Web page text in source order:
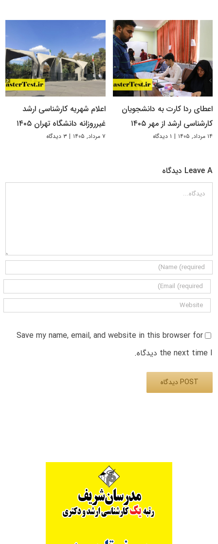
اعطای ردا کارت به دانشجویان
کارشناسی ارشد از مهر ۱۴۰۵
۱۴ مرداد, ۱۴۰۵ | ۱ دیدگاه
اعلام شهریه کارشناسی ارشد
غیرروزانه دانشگاه تهران ۱۴۰۵
۷ مرداد, ۱۴۰۵ | ۳ دیدگاه
Leave A دیدگاه
دیدگاه
Save my name, email, and website in this browser for
the next time I دیدگاه.